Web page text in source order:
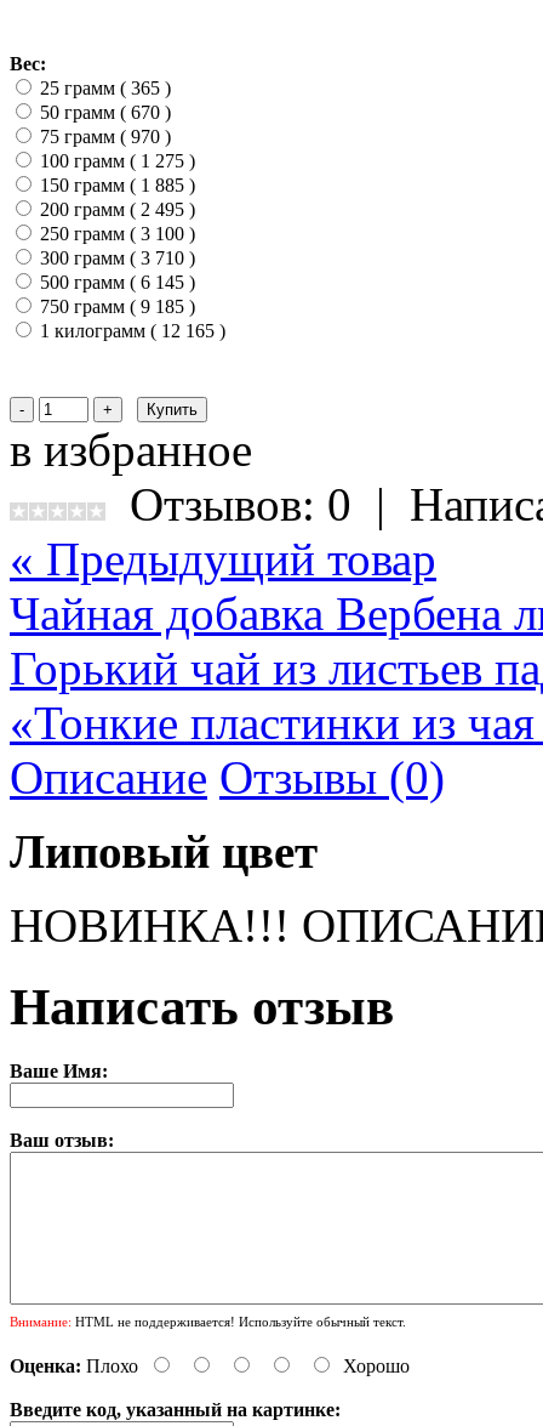
Вес:
25 грамм ( 365 )
50 грамм ( 670 )
75 грамм ( 970 )
100 грамм ( 1 275 )
150 грамм ( 1 885 )
200 грамм ( 2 495 )
250 грамм ( 3 100 )
300 грамм ( 3 710 )
500 грамм ( 6 145 )
750 грамм ( 9 185 )
1 килограмм ( 12 165 )
в избранное
Отзывов: 0 |
« Предыдущий товар
Чайная добавка Вербена
Горький чай из листьев
«Тонкие пластинки из
Описание Отзывы (0)
Липовый цвет
НОВИНКА!!!
Написать отзыв
Ваше Имя:
Ваш отзыв:
Внимание: HTML не поддерживается! Используйте обычный текст.
Оценка: Плохо Хорошо
Введите код, указанный на картинке: